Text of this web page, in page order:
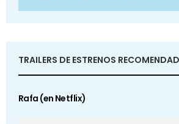
TRAILERS DE ESTRENOS
Rafa (en Netflix)